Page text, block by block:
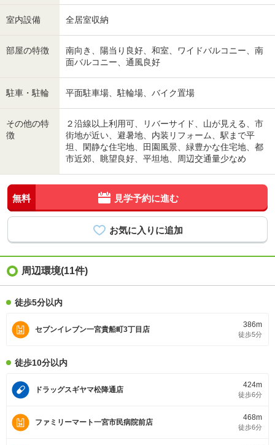
室内設備 全居室収納
部屋の特徴
南向き、陽当り良好、和室、ワイドバルコニー、南
面バルコニー、通風良好
駐車・駐輪 平面駐車場、駐輪場、バイク置場
その他の特
徴
２沿線以上利用可、リバーサイド、山が見える、市
街地が近い、避暑地、内装リフォーム、駅まで平
坦、閑静な住宅地、田園風景、緑豊かな住宅地、都
市近郊、眺望良好、平坦地、周辺交通量少なめ
無料 見学予約に進む
周辺環境(11件)
徒歩5分以内
セブンイレブン一宮貴船町3丁目店
386m
徒歩5分
徒歩10分以内
ドラッグスギヤマ松降通店
424m
徒歩6分
ファミリーマート一宮市民病院前店
468m
徒歩6分